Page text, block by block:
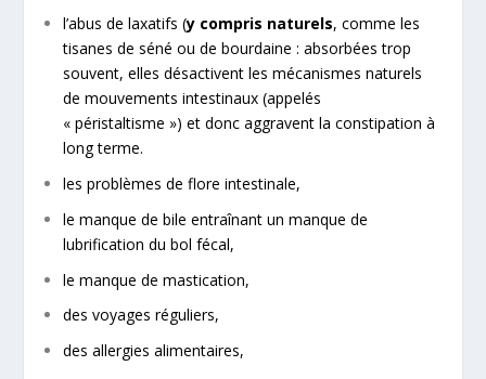
l’abus de laxatifs (y compris naturels, comme les
tisanes de séné ou de bourdaine : absorbées trop
souvent, elles désactivent les mécanismes naturels
de mouvements intestinaux (appelés
« péristaltisme ») et donc aggravent la constipation à
long terme.
les problèmes de flore intestinale,
le manque de bile entraînant un manque de
lubrification du bol fécal,
le manque de mastication,
des voyages réguliers,
des allergies alimentaires,